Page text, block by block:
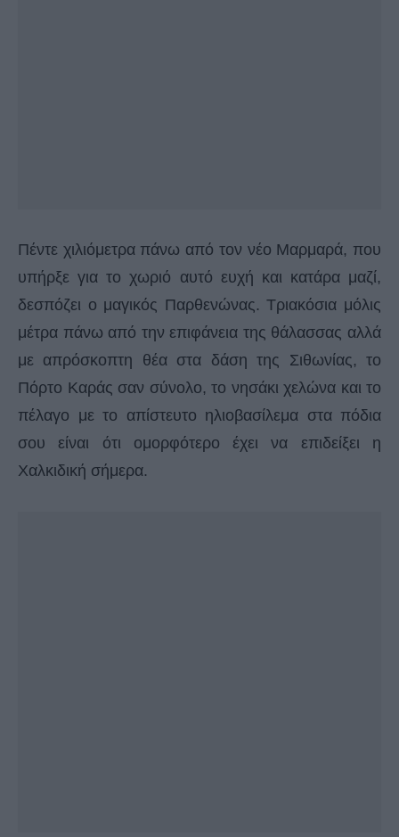
Πέντε χιλιόμετρα πάνω από τον νέο Μαρμαρά, που
υπήρξε για το χωριό αυτό ευχή και κατάρα μαζί,
δεσπόζει ο μαγικός Παρθενώνας. Τριακόσια μόλις
μέτρα πάνω από την επιφάνεια της θάλασσας αλλά
με απρόσκοπτη θέα στα δάση της Σιθωνίας, το
Πόρτο Καράς σαν σύνολο, το νησάκι χελώνα και το
πέλαγο με το απίστευτο ηλιοβασίλεμα στα πόδια
σου είναι ότι ομορφότερο έχει να επιδείξει η
Χαλκιδική σήμερα.